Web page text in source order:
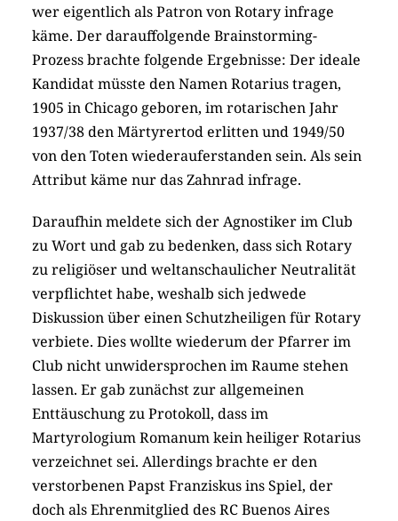
wer eigentlich als Patron von Rotary infrage
käme. Der darauffolgende Brainstorming-
Prozess brachte folgende Ergebnisse: Der ideale
Kandidat müsste den Namen Rotarius tragen,
1905 in Chicago geboren, im rotarischen Jahr
1937/38 den Märtyrertod erlitten und 1949/50
von den Toten wiederauferstanden sein. Als sein
Attribut käme nur das Zahnrad infrage.
Daraufhin meldete sich der Agnostiker im Club
zu Wort und gab zu bedenken, dass sich Rotary
zu religiöser und weltanschaulicher Neutralität
verpflichtet habe, weshalb sich jedwede
Diskussion über einen Schutzheiligen für Rotary
verbiete. Dies wollte wiederum der Pfarrer im
Club nicht unwidersprochen im Raume stehen
lassen. Er gab zunächst zur allgemeinen
Enttäuschung zu Protokoll, dass im
Martyrologium Romanum kein heiliger Rotarius
verzeichnet sei. Allerdings brachte er den
verstorbenen Papst Franziskus ins Spiel, der
doch als Ehrenmitglied des RC Buenos Aires